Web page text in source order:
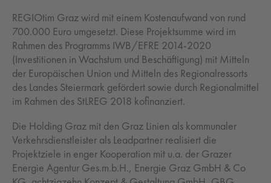
REGIOtim Graz wird mit einem Kostenaufwand von rund
700.000 Euro umgesetzt. Diese Projektsumme wird im
Rahmen des Programms IWB/EFRE 2014-2020
(Investitionen in Wachstum und Beschäftigung) mit Mitteln
der Europäischen Union und Mitteln des Regionalressorts
des Landes Steiermark gefördert sowie durch Regionalmittel
im Rahmen des StLREG 2018 kofinanziert.
Die Holding Graz mit den Graz Linien als kommunaler
Verkehrsdienstleister als Leadpartner realisiert die
Projektziele in enger Kooperation mit u.a. der Grazer
Energie Agentur Ges.m.b.H., Energie Graz GmbH & Co